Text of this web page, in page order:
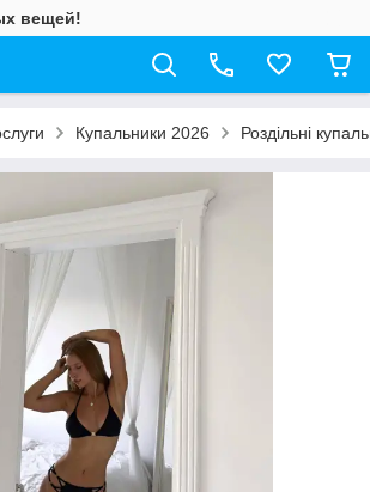
вещей!
Купальники 2026 Роздільні